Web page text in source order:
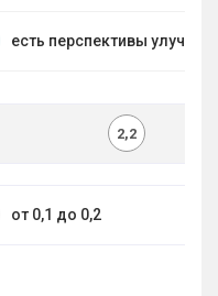
есть перспективы
2,2
от 0,1 до 0,2